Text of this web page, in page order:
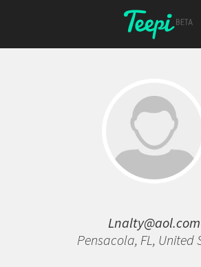
Lnalty@aol.com
Pensacola, FL, United